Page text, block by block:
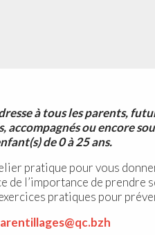
à tous les parents,
accompagnés ou encore
de 0 à 25 ans.
pratique pour vous
de l’importance de prendre
pratiques pour